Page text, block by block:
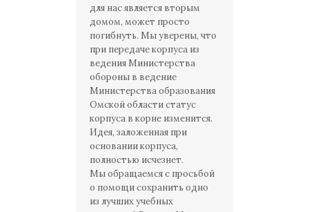
для нас является вторым
домом, может просто
погибнуть. Мы уверены, что
при передаче корпуса из
ведения Министерства
обороны в ведение
Министерства образования
Омской области статус
корпуса в корне изменится.
Идея, заложенная при
основании корпуса,
полностью исчезнет.
Мы обращаемся с просьбой
о помощи сохранить одно
из лучших учебных